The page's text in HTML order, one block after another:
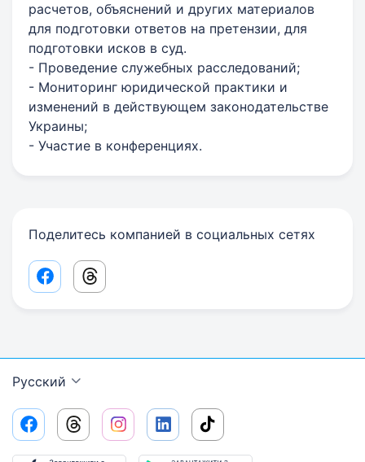
расчетов, объяснений и других материалов
для подготовки ответов на претензии, для
подготовки исков в суд.
- Проведение служебных расследований;
- Мониторинг юридической практики и
изменений в действующем законодательстве
Украины;
- Участие в конференциях.
Поделитесь компанией в социальных сетях
Facebook share link
Threads share link
Русский